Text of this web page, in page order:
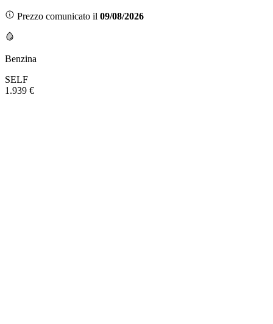
Prezzo comunicato il 09/08/2026
Benzina
SELF
1.939 €